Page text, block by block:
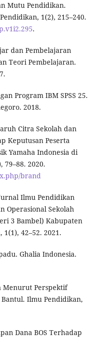
Mutu Pendidikan.
1(2), 215–240.
.
dan Pembelajaran
Teori Pembelajaran.
Program IBM SPSS 25.
2018.
Citra Sekolah dan
Keputusan Peserta
Yamaha Indonesia di
79–88. 2020.
brand
Ilmu Pendidikan
Operasional Sekolah
3 Bambel) Kabupaten
42–52. 2021.
Ghalia Indonesia.
Menurut Perspektif
Bantul. Ilmu Pendidikan,
Dana BOS Terhadap